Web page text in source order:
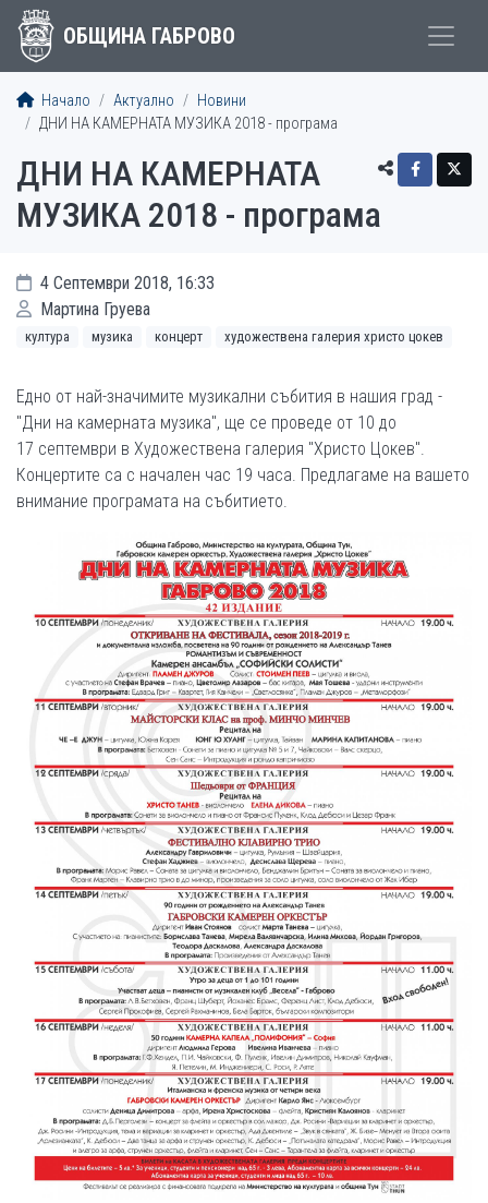
ОБЩИНА ГАБРОВО
Начало Актуално
Новини
ДНИ НА КАМЕРНАТА МУЗИКА 2018 - програма
ДНИ НА КАМЕРНАТА
МУЗИКА 2018 - програма
4 Септември 2018, 16:33
Мартина Груева
култура музика концерт художествена галерия христо цокев
Едно от най-значимите музикални събития в нашия град -
"Дни на камерната музика", ще се проведе от 10 до
17 септември в Художествена галерия "Христо Цокев".
Концертите са с начален час 19 часа. Предлагаме на вашето
внимание програмата на събитието.